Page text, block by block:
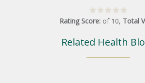
Rating Score: of 10, Total
Related Health